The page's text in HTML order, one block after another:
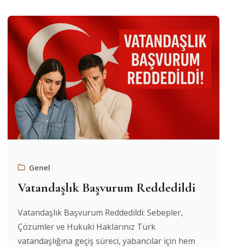
Genel
Vatandaşlık Başvurum Reddedildi
Vatandaşlık Başvurum Reddedildi: Sebepler,
Çözümler ve Hukuki Haklarınız Türk
vatandaşlığına geçiş süreci, yabancılar için hem